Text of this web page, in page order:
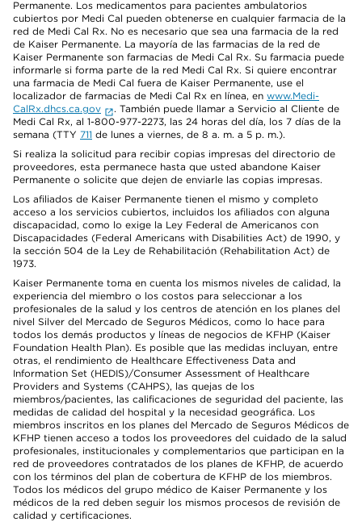
Permanente. Los medicamentos para pacientes ambulatorios
cubiertos por Medi Cal pueden obtenerse en cualquier farmacia de la
red de Medi Cal Rx. No es necesario que sea una farmacia de la red
de Kaiser Permanente. La mayoría de las farmacias de la red de
Kaiser Permanente son farmacias de Medi Cal Rx. Su farmacia puede
informarle si forma parte de la red Medi Cal Rx. Si quiere encontrar
una farmacia de Medi Cal fuera de Kaiser Permanente, use el
localizador de farmacias de Medi Cal Rx en línea, en www.Medi-
CalRx.dhcs.ca.gov
. También puede llamar a Servicio al Cliente de
Medi Cal Rx, al 1-800-977-2273, las 24 horas del día, los 7 días de la
semana (TTY 711 de lunes a viernes, de 8 a. m. a 5 p. m.).
Si realiza la solicitud para recibir copias impresas del directorio de
proveedores, esta permanece hasta que usted abandone Kaiser
Permanente o solicite que dejen de enviarle las copias impresas.
Los afiliados de Kaiser Permanente tienen el mismo y completo
acceso a los servicios cubiertos, incluidos los afiliados con alguna
discapacidad, como lo exige la Ley Federal de Americanos con
Discapacidades (Federal Americans with Disabilities Act) de 1990, y
la sección 504 de la Ley de Rehabilitación (Rehabilitation Act) de
1973.
Kaiser Permanente toma en cuenta los mismos niveles de calidad, la
experiencia del miembro o los costos para seleccionar a los
profesionales de la salud y los centros de atención en los planes del
nivel Silver del Mercado de Seguros Médicos, como lo hace para
todos los demás productos y líneas de negocios de KFHP (Kaiser
Foundation Health Plan). Es posible que las medidas incluyan, entre
otras, el rendimiento de Healthcare Effectiveness Data and
Information Set (HEDIS)/Consumer Assessment of Healthcare
Providers and Systems (CAHPS), las quejas de los
miembros/pacientes, las calificaciones de seguridad del paciente, las
medidas de calidad del hospital y la necesidad geográfica. Los
miembros inscritos en los planes del Mercado de Seguros Médicos de
KFHP tienen acceso a todos los proveedores del cuidado de la salud
profesionales, institucionales y complementarios que participan en la
red de proveedores contratados de los planes de KFHP, de acuerdo
con los términos del plan de cobertura de KFHP de los miembros.
Todos los médicos del grupo médico de Kaiser Permanente y los
médicos de la red deben seguir los mismos procesos de revisión de
calidad y certificaciones.